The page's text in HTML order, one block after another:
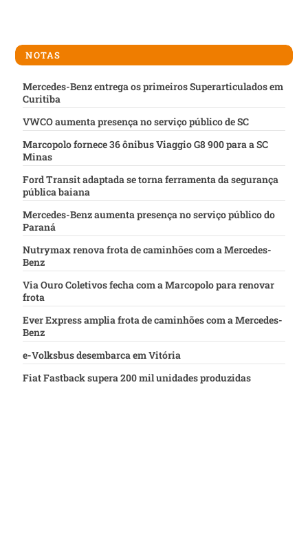
NOTAS
Mercedes-Benz entrega os primeiros Superarticulados em
Curitiba
VWCO aumenta presença no serviço público de SC
Marcopolo fornece 36 ônibus Viaggio G8 900 para a SC
Minas
Ford Transit adaptada se torna ferramenta da segurança
pública baiana
Mercedes-Benz aumenta presença no serviço público do
Paraná
Nutrymax renova frota de caminhões com a Mercedes-
Benz
Via Ouro Coletivos fecha com a Marcopolo para renovar
frota
Ever Express amplia frota de caminhões com a Mercedes-
Benz
e-Volksbus desembarca em Vitória
Fiat Fastback supera 200 mil unidades produzidas